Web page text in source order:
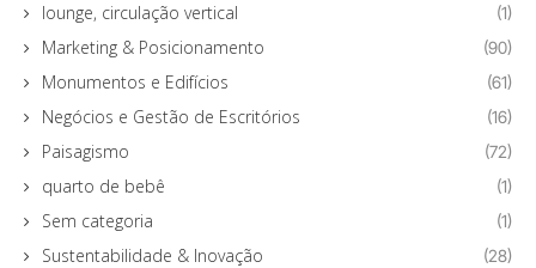
lounge, circulação vertical (1)
Marketing & Posicionamento (90)
Monumentos e Edifícios (61)
Negócios e Gestão de Escritórios (16)
Paisagismo (72)
quarto de bebê (1)
Sem categoria (1)
Sustentabilidade & Inovação (28)